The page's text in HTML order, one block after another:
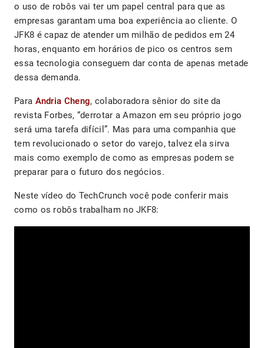
o uso de robôs vai ter um papel central para que as
empresas garantam uma boa experiência ao cliente. O
JFK8 é capaz de atender um milhão de pedidos em 24
horas, enquanto em horários de pico os centros sem
essa tecnologia conseguem dar conta de apenas metade
dessa demanda.
Para Andria Cheng, colaboradora sênior do site da
revista Forbes, “derrotar a Amazon em seu próprio jogo
será uma tarefa difícil”. Mas para uma companhia que
tem revolucionado o setor do varejo, talvez ela sirva
mais como exemplo de como as empresas podem se
preparar para o futuro dos negócios.
Neste vídeo do TechCrunch você pode conferir mais
como os robôs trabalham no JKF8: